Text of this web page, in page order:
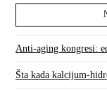
Anti-aging kongresi:
Šta kada kalcijum-